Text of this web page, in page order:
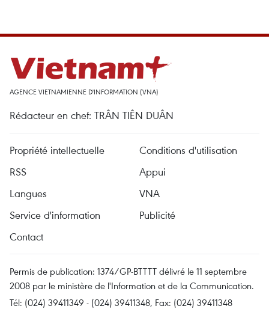
AGENCE VIETNAMIENNE D'INFORMATION (VNA)
Rédacteur en chef: TRÂN TIÊN DUÂN
Propriété intellectuelle
Conditions d'utilisation
RSS
Appui
Langues
VNA
Service d'information
Publicité
Contact
Permis de publication: 1374/GP-BTTTT délivré le 11 septembre
2008 par le ministère de l'Information et de la Communication.
Tél: (024) 39411349 - (024) 39411348, Fax: (024) 39411348